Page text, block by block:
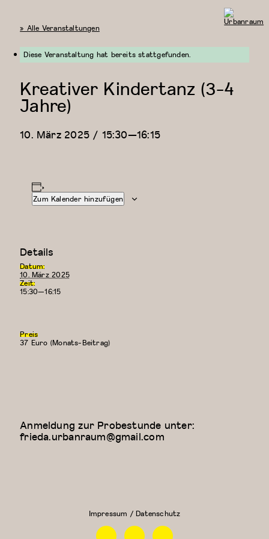
« Alle Veranstaltungen
Diese Veranstaltung hat bereits stattgefunden.
Kreativer Kindertanz (3-4
Jahre)
10. März 2025 / 15:30—16:15
Anmeldung zur Probestunde unter:
frieda.urbanraum@gmail.com
Zum Kalender hinzufügen
Details
Datum:
10. März 2025
Zeit:
15:30—16:15
Preis
37 Euro (Monats-Beitrag)
Impressum / Datenschutz
FacebookInstagramLinkedin